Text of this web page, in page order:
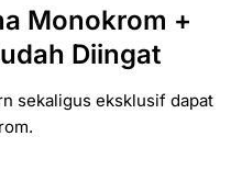
Monokrom +
Diingat
sekaligus eksklusif dapat